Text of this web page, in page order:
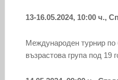
13-16.05.2024, 10:00 ч.,
Международен турнир по
възрастова група под 19